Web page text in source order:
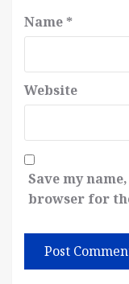
Name *
Website
Save my
browser for